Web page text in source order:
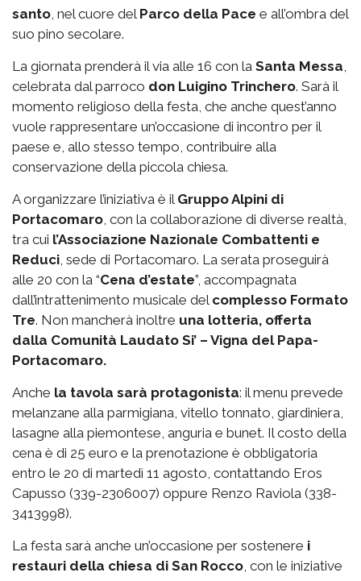
santo, nel cuore del Parco della Pace e all’ombra del
suo pino secolare.
La giornata prenderà il via alle 16 con la Santa Messa,
celebrata dal parroco don Luigino Trinchero. Sarà il
momento religioso della festa, che anche quest’anno
vuole rappresentare un’occasione di incontro per il
paese e, allo stesso tempo, contribuire alla
conservazione della piccola chiesa.
A organizzare l’iniziativa è il Gruppo Alpini di
Portacomaro, con la collaborazione di diverse realtà,
tra cui l’Associazione Nazionale Combattenti e
Reduci, sede di Portacomaro. La serata proseguirà
alle 20 con la “Cena d’estate”, accompagnata
dall’intrattenimento musicale del complesso Formato
Tre. Non mancherà inoltre una lotteria, offerta
dalla Comunità Laudato Si’ – Vigna del Papa-
Portacomaro.
Anche la tavola sarà protagonista: il menu prevede
melanzane alla parmigiana, vitello tonnato, giardiniera,
lasagne alla piemontese, anguria e bunet. Il costo della
cena è di 25 euro e la prenotazione è obbligatoria
entro le 20 di martedì 11 agosto, contattando Eros
Capusso (339-2306007) oppure Renzo Raviola (338-
3413998).
La festa sarà anche un’occasione per sostenere i
restauri della chiesa di San Rocco, con le iniziative